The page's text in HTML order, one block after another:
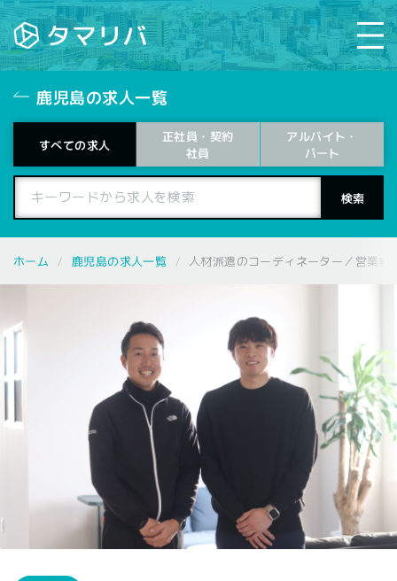
鹿児島の求人一覧
すべての求人 正社員・契約
社員
アルバイト・
パート
ホーム 鹿児島の求人一覧 人材派遣のコーディネーター／営業